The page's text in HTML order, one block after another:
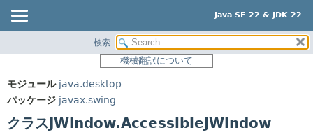
Java SE 22 & JDK 22
パッケージ
使用
サマリー:
ネスト済
メソッド
検索
機械翻訳について
モジュール java.desktop
パッケージ javax.swing
クラスJWindow.AccessibleJWindow